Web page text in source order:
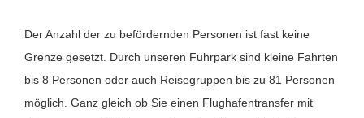
Der Anzahl der zu befördernden Personen ist fast keine
Grenze gesetzt. Durch unseren Fuhrpark sind kleine Fahrten
bis 8 Personen oder auch Reisegruppen bis zu 81 Personen
möglich. Ganz gleich ob Sie einen Flughafentransfer mit